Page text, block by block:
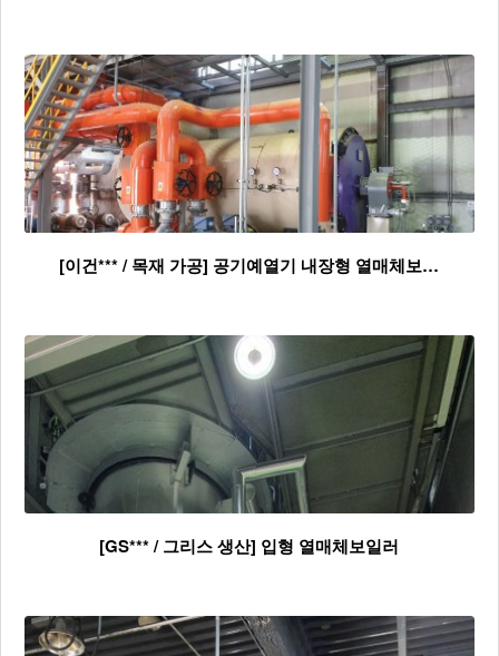
[이건*** / 목재 가공] 공기예열기 내장형 열매체보…
[GS*** / 그리스 생산] 입형 열매체보일러